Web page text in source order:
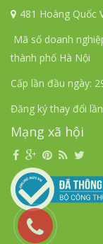
481 Hoàng Quốc
Mã số doanh
thành phố Hà Nội
Cấp lần đầu ngày:
Đăng ký thay đổi
Mạng xã hội